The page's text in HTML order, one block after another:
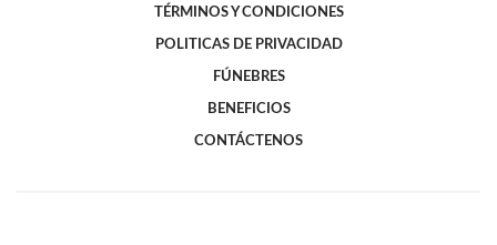
TÉRMINOS Y CONDICIONES
POLITICAS DE PRIVACIDAD
FÚNEBRES
BENEFICIOS
CONTÁCTENOS